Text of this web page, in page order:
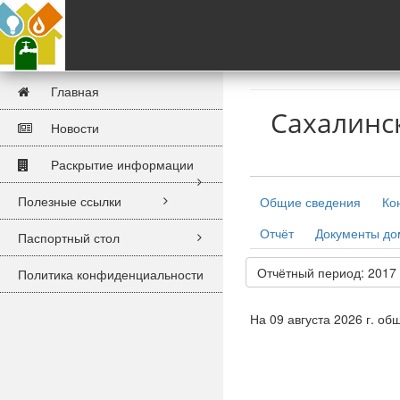
Главная
Новости
Раскрытие информации
Полезные ссылки
Паспортный стол
Политика конфиденциальности
Общие сведения
Отчёт
Документы
Отчётный период:
На 09 августа 2026 г.